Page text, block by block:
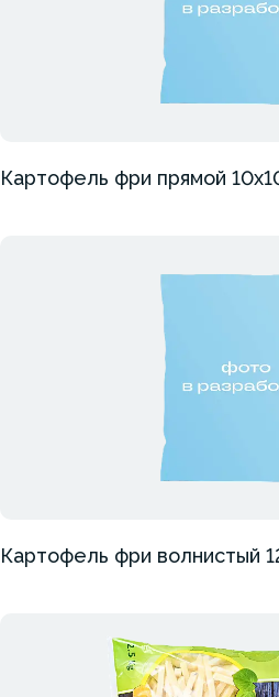
Картофель фри прямой
Картофель фри волнистый